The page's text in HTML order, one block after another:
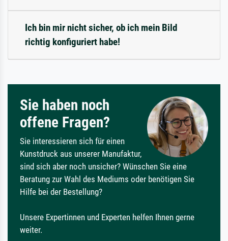
Ich bin mir nicht sicher, ob ich mein Bild
richtig konfiguriert habe!
Sie haben noch
offene Fragen?
Sie interessieren sich für einen
Kunstdruck aus unserer Manufaktur,
sind sich aber noch unsicher? Wünschen Sie eine
Beratung zur Wahl des Mediums oder benötigen Sie
Hilfe bei der Bestellung?
Unsere Expertinnen und Experten helfen Ihnen gerne
weiter.